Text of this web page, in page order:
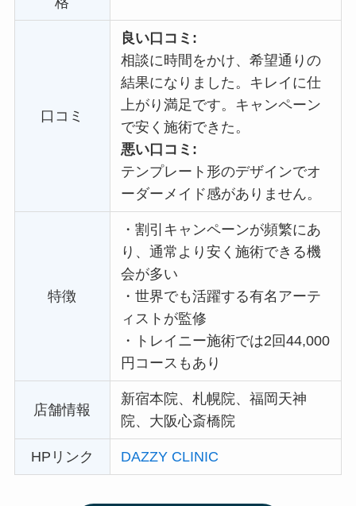
口コミ
良い口コミ:
相談に時間をかけ、希望通りの
結果になりました。キレイに仕
上がり満足です。キャンペーン
で安く施術できた。
悪い口コミ:
テンプレート形のデザインでオ
ーダーメイド感がありません。
特徴
・割引キャンペーンが頻繁にあ
り、通常より安く施術できる機
会が多い
・世界でも活躍する有名アーテ
ィストが監修
・
トレイニー施術では2回44,000
円コースもあり
店舗情報
新宿本院、札幌院、福岡天神
院、大阪心斎橋院
HPリンク DAZZY CLINIC